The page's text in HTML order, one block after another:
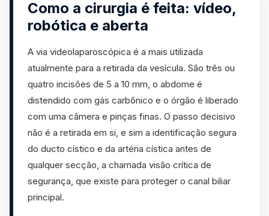
Como a cirurgia é feita: vídeo,
robótica e aberta
A via videolaparoscópica é a mais utilizada
atualmente para a retirada da vesícula. São três ou
quatro incisões de 5 a 10 mm, o abdome é
distendido com gás carbônico e o órgão é liberado
com uma câmera e pinças finas. O passo decisivo
não é a retirada em si, e sim a identificação segura
do ducto cístico e da artéria cística antes de
qualquer secção, a chamada visão crítica de
segurança, que existe para proteger o canal biliar
principal.